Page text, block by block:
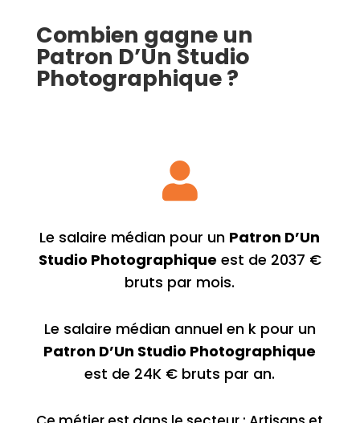
Combien gagne un
Patron D’Un Studio
Photographique ?

Le salaire médian pour un Patron D’Un
Studio Photographique est de 2037 €
bruts par mois.
Le salaire médian annuel en k pour un
Patron D’Un Studio Photographique
est de 24K € bruts par an.